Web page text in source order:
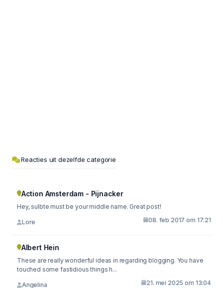
Reacties uit dezelfde categorie
Action Amsterdam - Pijnacker
Hey, sulbte must be your middle name. Great post!
Lore 08. feb 2017 om 17:21
Albert Hein
These are really wonderful ideas in regarding blogging. You have
touched some fastidious things h...
Angelina 21. mei 2025 om 13:04